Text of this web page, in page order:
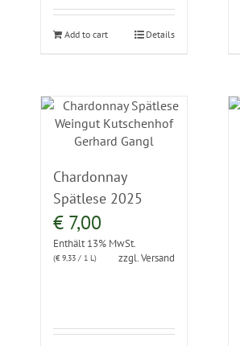
Add to cart Details
Chardonnay
Spätlese 2025
€ 7,00
Enthält 13% MwSt.
(€ 9,33 / 1 L) zzgl.Versand